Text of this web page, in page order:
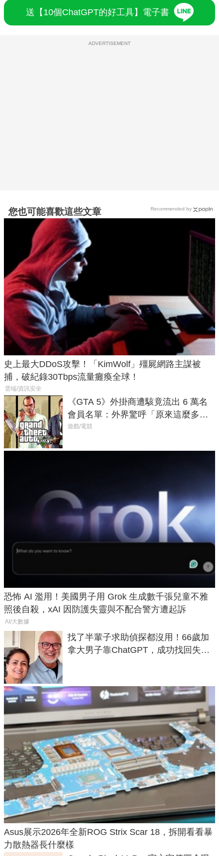
送【10個ChatGPT的好工具】電子書
ADVERTISEMENT
您也可能喜歡這些文章
史上最大DDoS攻擊！「KimWolf」殭屍網路主謀被
捕，破紀錄30Tbps流量癱瘓全球！
雲端/資訊安全
《GTA 5》外掛商遭駭竟流出 6 萬名
會員名單：外界驚呼「原來這麼多人
在開掛！」
遊戲/電競
恐怖 AI 濫用！美國男子用 Grok 生成數千張兒童不雅
照後自殺，xAI 因防護失靈與不配合警方遭起訴
AI/大數據
找了半輩子求助偵探都沒用！66歲加
拿大男子靠ChatGPT，成功找回失散
Asus展示2026年全新ROG Strix Scar 18，拆開看看暴
力散熱器長什麼樣
Recommended by